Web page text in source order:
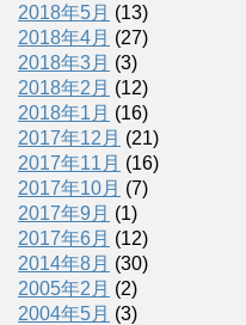
2018年5月 (13)
2018年4月 (27)
2018年3月 (3)
2018年2月 (12)
2018年1月 (16)
2017年12月 (21)
2017年11月 (16)
2017年10月 (7)
2017年9月 (1)
2017年6月 (12)
2014年8月 (30)
2005年2月 (2)
2004年5月 (3)